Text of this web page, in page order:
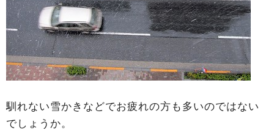
馴れない雪かきなどでお疲れの方も多いのではない
でしょうか。